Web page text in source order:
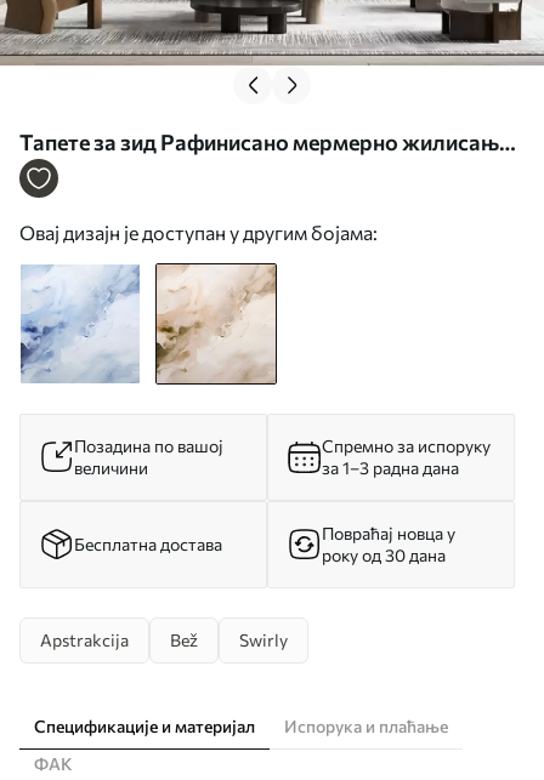
Тапете за зид Рафинисано мермерно жилисање
бр. w05441v1
Овај дизајн је доступан у другим бојама:
Позадина по вашој
величини
Спремно за испоруку
за 1–3 радна дана
Бесплатна достава
Повраћај новца у
року од 30 дана
Apstrakcija Bež Swirly
Спецификације и материјал
Испорука и плаћање
ФАК